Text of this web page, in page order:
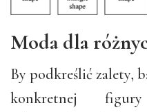
Moda dla
By podkreślić zalety,
konkretnej